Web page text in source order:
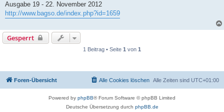
r
Ausgabe 19 - 22. November 2012
http://www.bagso.de/index.php?id=1659
Gesperrt
1 Beitrag • Seite 1 von 1
Foren-Übersicht Alle Zeiten sind UTC+01:00
Alle Cookies löschen
Powered by phpBB® Forum Software © phpBB Limited
Deutsche Übersetzung durch phpBB.de